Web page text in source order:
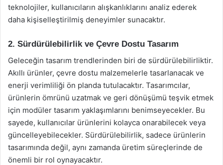
teknolojiler, kullanıcıların alışkanlıklarını analiz ederek
daha kişiselleştirilmiş deneyimler sunacaktır.
2. Sürdürülebilirlik ve Çevre Dostu Tasarım
Geleceğin tasarım trendlerinden biri de sürdürülebilirliktir.
Akıllı ürünler, çevre dostu malzemelerle tasarlanacak ve
enerji verimliliği ön planda tutulacaktır. Tasarımcılar,
ürünlerin ömrünü uzatmak ve geri dönüşümü teşvik etmek
için modüler tasarım yaklaşımlarını benimseyecekler. Bu
sayede, kullanıcılar ürünlerini kolayca onarabilecek veya
güncelleyebilecekler. Sürdürülebilirlik, sadece ürünlerin
tasarımında değil, aynı zamanda üretim süreçlerinde de
önemli bir rol oynayacaktır.